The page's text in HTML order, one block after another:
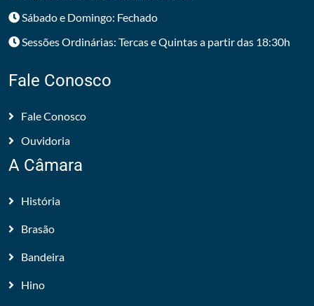
Sábado e Domingo: Fechado
Sessões Ordinárias: Tercas e Quintas a partir das 18:30h
Fale Conosco
Fale Conosco
Ouvidoria
A Câmara
História
Brasão
Bandeira
Hino